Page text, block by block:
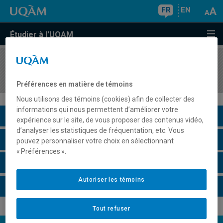
FR EN
Étudier à l'UQAM
COURS//
Description du cours
Horaire - Été 2026
Préférences en matière de témoins
Nous utilisons des témoins (cookies) afin de collecter des
informations qui nous permettent d’améliorer votre
expérience sur le site, de vous proposer des contenus vidéo,
d’analyser les statistiques de fréquentation, etc. Vous
pouvez personnaliser votre choix en sélectionnant
« Préférences ».
Tout refuser
Autoriser les témoins